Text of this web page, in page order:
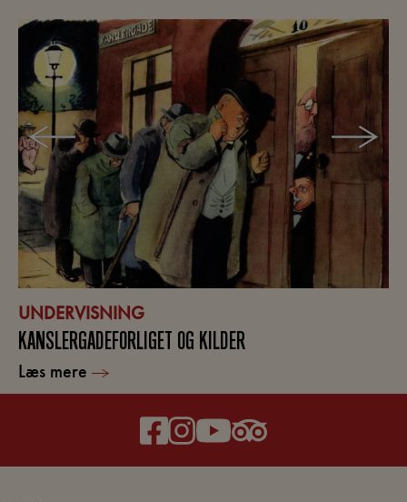
UNDERVISNING
KANSLERGADEFORLIGET OG KILDER
Læs mere